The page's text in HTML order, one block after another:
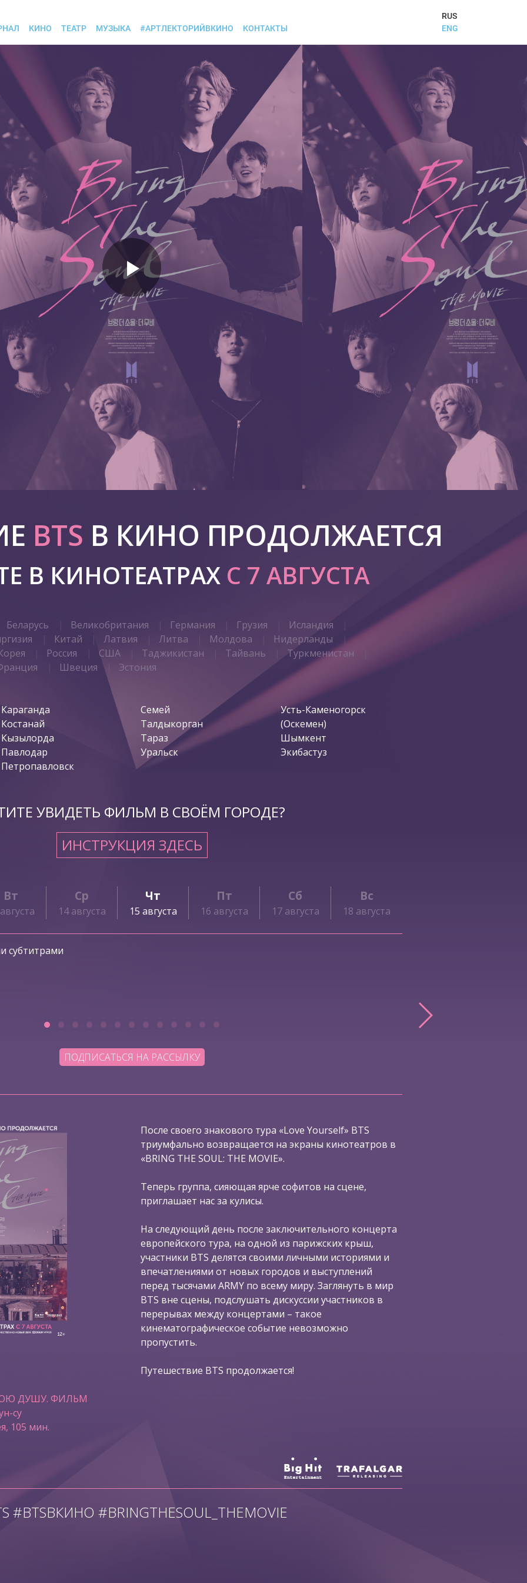
КИНО ТЕАТР МУЗЫКА #АРТЛЕКТОРИЙВКИНО КОНТАКТЫ
RUS
ENG
BTS В КИНО ПРОДОЛЖАЕТСЯ
В КИНОТЕАТРАХ С 7 АВГУСТА
Беларусь Великобритания Германия Грузия
Исландия
Китай Латвия Литва Молдова
Нидерланды
Россия США Таджикистан Тайвань
Туркменистан
Швеция Эстония
Караганда
Костанай
Кызылорда
Павлодар
Петропавловск
Семей
Талдыкорган
Тараз
Уральск
Усть-Каменогорск
(Оскемен)
Шымкент
Экибастуз
УВИДЕТЬ ФИЛЬМ В СВОЁМ ГОРОДЕ?
ИНСТРУКЦИЯ ЗДЕСЬ
Вт Ср
14 августа
Чт
15 августа
Пт
16 августа
Сб
17 августа
Вс
18 августа
субтитрами
ПОДПИСАТЬСЯ НА РАССЫЛКУ
После своего знакового тура «Love Yourself» BTS
триумфально возвращается на экраны кинотеатров в
«BRING THE SOUL: THE MOVIE».
Теперь группа, сияющая ярче софитов на сцене,
приглашает нас за кулисы.
На следующий день после заключительного концерта
европейского тура, на одной из парижских крыш,
участники BTS делятся своими личными историями и
впечатлениями от новых городов и выступлений
перед тысячами ARMY по всему миру. Заглянуть в мир
BTS вне сцены, подслушать дискуссии участников в
перерывах между концертами – такое
кинематографическое событие невозможно
пропустить.
Путешествие BTS продолжается!
ДУШУ. ФИЛЬМ
су
105 мин.
#BTSВКИНО #BRINGTHESOUL_THEMOVIE